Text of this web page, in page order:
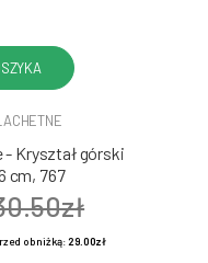
Kryształ górski
cm, 767
obniżką:29.00zł